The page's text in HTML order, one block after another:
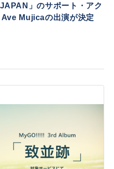
」のサポート・アク
Ave Mujicaの出演が決定